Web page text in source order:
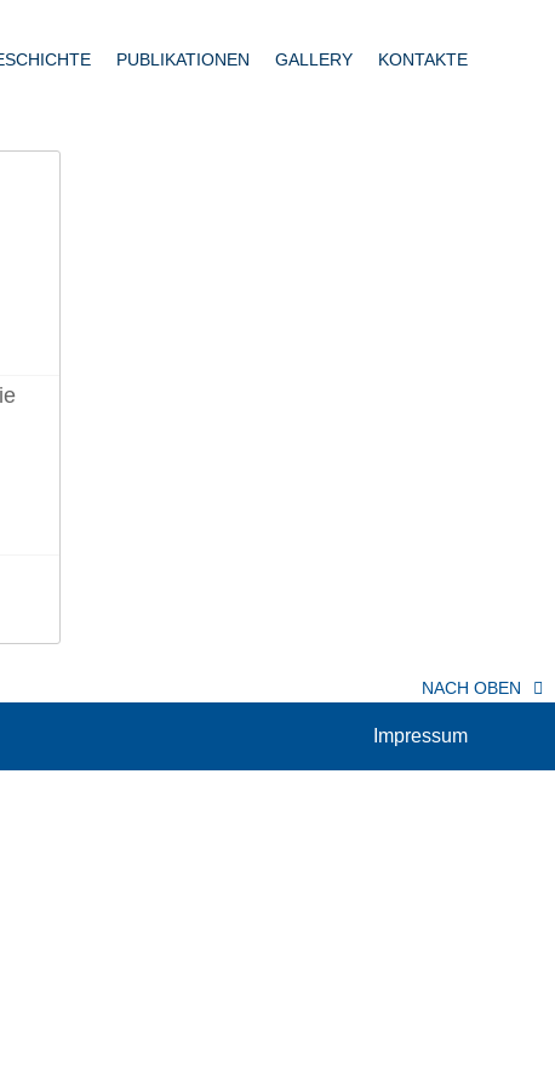
PUBLIKATIONEN GALLERY KONTAKTE
NACH OBEN
Impressum